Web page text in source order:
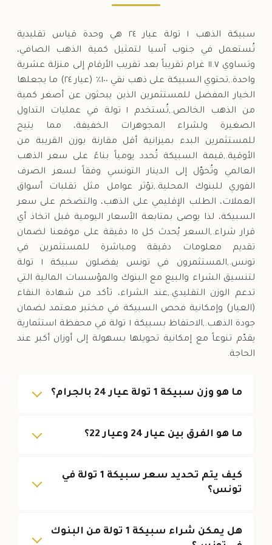
سبيكة الذهب ١ تولة عيار ٢٤ هي وحدة قياس تقليدية
تُستعمل في جنوب آسيا لتمثيل كمية الذهب الصافي،
وتساوي ١١.٧ غرام تقريباً بعد تقريب الأرقام إلى منزلة عشرية
واحدة.,تحتوي السبيكة على ذهب نقي ١٠٠٪ (عيار ٢٤) ما يجعلها
الخيار المفضل للمستثمرين الذين يبحثون عن أصغر كمية
من الذهب الخالص.,تُستخدم ١ تولة في عمليات التداول
الصغيرة ولشراء المجوهرات الخفيفة، مما يتيح
للمستثمرين البدء بميزانية أقل مقارنة بوزن القريبة من
الأوقية.,قيمة السبيكة تُحدد يومياً بناءً على سعر الذهب
العالمي وتُحوّل إلى الدينار التونسي وفقاً لسعر الصرف
الفوري للبنوك المحلية.,تؤثر عوامل مثل تقلبات أسواق
العملات، الطلب الإقليمي على الذهب، والتضخم على سعر
السبيكة، لذا يوصى بمتابعة الأسعار اليومية قبل اتخاذ أي
قرار شراء.,السعر يُحدث كل ١٥ دقيقة على موقعنا لضمان
تقديم معلومات دقيقة ومباشرة للمستثمرين في
تونس.,المستثمرون في تونس يفضلون سبيكة ١ تولة
لتنسيق الشراء والبيع مع البنوك والمؤسسات المالية التي
تدعم الوزن التقليدي.,عند الشراء، تأكد من شهادة النقاء
(العيار) وإمكانية فحص السبيكة في مختبر معتمد لضمان
جودة الذهب.,الاحتفاظ بسبيكة ١ تولة في محفظة استثمارية
يقدّم تنوعاً مع إمكانية تحويلها بسهولة إلى أوزان أكبر عند
الحاجة.
ما هو وزن سبيكة 1 تولة عيار 24 بالجرام؟
ما هو الفرق بين عيار 24 وعيار 22؟
كيف يتم تحديد سعر سبيكة 1 تولة في
تونس؟
هل يمكن شراء سبيكة 1 تولة من البنوك